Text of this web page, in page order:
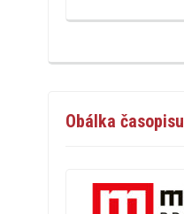
Obálka časopisu